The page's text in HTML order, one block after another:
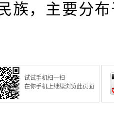
族，主要分
试试手机扫一扫
在你手机上继续浏览此页面